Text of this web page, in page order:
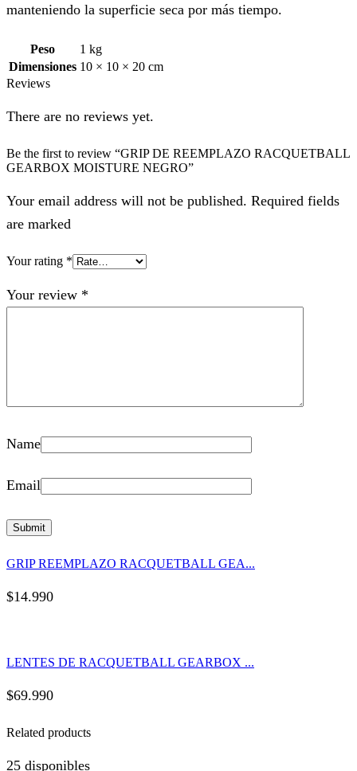
manteniendo la superficie seca por más tiempo.
Peso
1 kg
Dimensiones 10 × 10 × 20 cm
Reviews
There are no reviews yet.
Be the first to review “GRIP DE REEMPLAZO RACQUETBALL
GEARBOX MOISTURE NEGRO”
Your email address will not be published. Required fields
are marked
Your rating *
Your review *
Name
Email
GRIP REEMPLAZO RACQUETBALL GEA...
$14.990
LENTES DE RACQUETBALL GEARBOX ...
$69.990
Related products
25 disponibles